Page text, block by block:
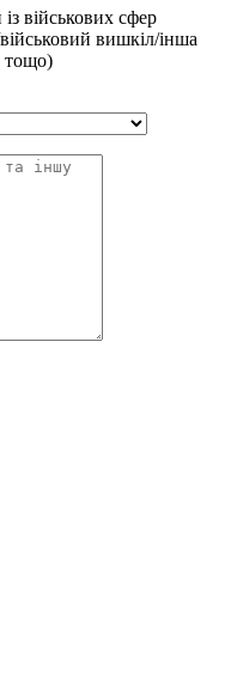
військових сфер
вишкіл/інша
тощо)